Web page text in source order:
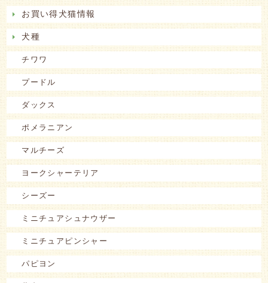
お買い得犬猫情報
犬種
チワワ
プードル
ダックス
ポメラニアン
マルチーズ
ヨークシャーテリア
シーズー
ミニチュアシュナウザー
ミニチュアピンシャー
パピヨン